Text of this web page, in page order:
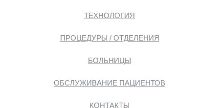
ТЕХНОЛОГИЯ
ПРОЦЕДУРЫ / ОТДЕЛЕНИЯ
БОЛЬНИЦЫ
ОБСЛУЖИВАНИЕ ПАЦИЕНТОВ
КОНТАКТЫ